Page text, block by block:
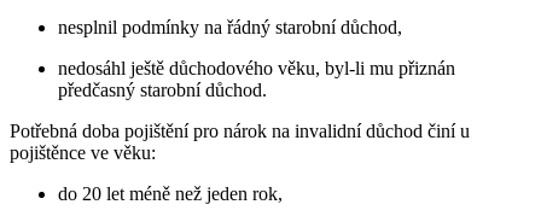
nesplnil podmínky na řádný starobní důchod,
nedosáhl ještě důchodového věku, byl-li mu přiznán
předčasný starobní důchod.
Potřebná doba pojištění pro nárok na invalidní důchod činí u
pojištěnce ve věku:
do 20 let méně než jeden rok,